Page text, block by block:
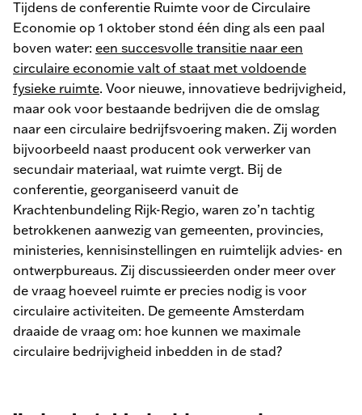
Tijdens de conferentie Ruimte voor de Circulaire
Economie op 1 oktober stond één ding als een paal
boven water: een succesvolle transitie naar een
circulaire economie valt of staat met voldoende
fysieke ruimte. Voor nieuwe, innovatieve bedrijvigheid,
maar ook voor bestaande bedrijven die de omslag
naar een circulaire bedrijfsvoering maken. Zij worden
bijvoorbeeld naast producent ook verwerker van
secundair materiaal, wat ruimte vergt. Bij de
conferentie, georganiseerd vanuit de
Krachtenbundeling Rijk-Regio, waren zo’n tachtig
betrokkenen aanwezig van gemeenten, provincies,
ministeries, kennisinstellingen en ruimtelijk advies- en
ontwerpbureaus. Zij discussieerden onder meer over
de vraag hoeveel ruimte er precies nodig is voor
circulaire activiteiten. De gemeente Amsterdam
draaide de vraag om: hoe kunnen we maximale
circulaire bedrijvigheid inbedden in de stad?